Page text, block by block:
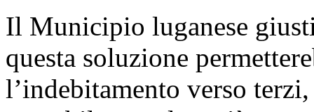
Il Municipio luganese
questa soluzione
l’indebitamento verso